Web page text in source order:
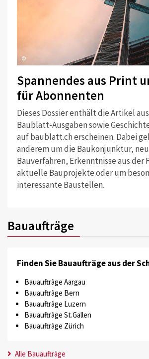
©
Spannendes aus Print
für Abonnenten
Dieses Dossier enthält die Artikel
Baublatt-Ausgaben sowie
auf baublatt.ch erscheinen. Dabei
anderem um die Baukonjunktur,
Bauverfahren, Erkenntnisse aus der
aktuelle Bauprojekte oder um
interessante Baustellen.
Bauaufträge
Finden Sie Bauaufträge aus der
Bauaufträge Aargau
Bauaufträge Bern
Bauaufträge Luzern
Bauaufträge St.Gallen
Bauaufträge Zürich
Alle Bauaufträge